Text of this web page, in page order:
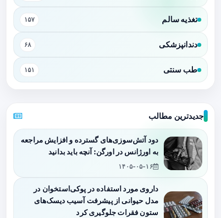
تغذیه سالم ۱۵۷
دندانپزشکی ۶۸
طب سنتی ۱۵۱
جدیدترین مطالب
دود آتش‌سوزی‌های گسترده و افزایش مراجعه
به اورژانس در اورگن: آنچه باید بدانید
۱۴۰۵-۰۵-۱۶
داروی مورد استفاده در پوکی‌استخوان در
مدل حیوانی از پیشرفت آسیب دیسک‌های
ستون فقرات جلوگیری کرد